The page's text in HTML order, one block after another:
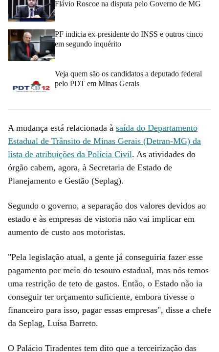
Flávio Roscoe na disputa pelo Governo de MG
PF indicia ex-presidente do INSS e outros cinco
em segundo inquérito
Veja quem são os candidatos a deputado federal
pelo PDT em Minas Gerais
A mudança está relacionada à saída do Departamento
Estadual de Trânsito de Minas Gerais (Detran-MG) da
lista de atribuições da Polícia Civil. As atividades do
órgão cabem, agora, à Secretaria de Estado de
Planejamento e Gestão (Seplag).
Segundo o governo, a separação dos valores devidos ao
estado e às empresas de vistoria não vai implicar em
aumento de custo aos motoristas.
"Pela legislação atual, a gente já conseguiria fazer esse
pagamento por meio do tesouro estadual, mas nós temos
uma restrição de teto de gastos. Então, o Estado não ia
conseguir ter orçamento suficiente, embora tivesse o
financeiro para isso, pagar essas empresas", disse a chefe
da Seplag, Luísa Barreto.
O Palácio Tiradentes tem dito que a terceirização das